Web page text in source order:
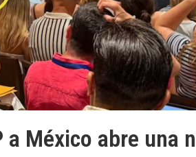
México abre una